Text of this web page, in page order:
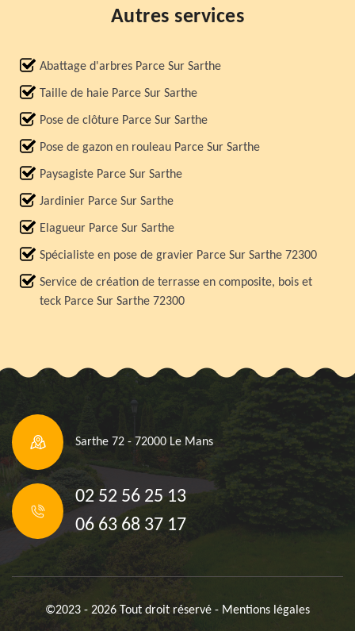
Autres services
Abattage d'arbres Parce Sur Sarthe
Taille de haie Parce Sur Sarthe
Pose de clôture Parce Sur Sarthe
Pose de gazon en rouleau Parce Sur Sarthe
Paysagiste Parce Sur Sarthe
Jardinier Parce Sur Sarthe
Elagueur Parce Sur Sarthe
Spécialiste en pose de gravier Parce Sur Sarthe 72300
Service de création de terrasse en composite, bois et
teck Parce Sur Sarthe 72300
Sarthe 72 - 72000 Le Mans
02 52 56 25 13
06 63 68 37 17
©2023 - 2026 Tout droit réservé - Mentions légales